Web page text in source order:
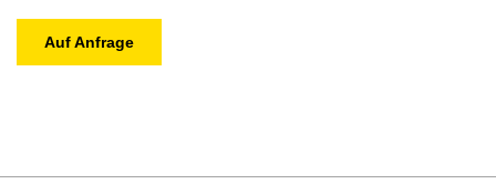
Auf Anfrage